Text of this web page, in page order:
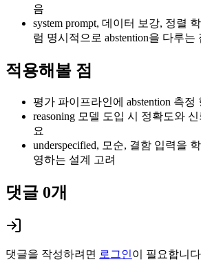
음
system prompt, 데이터 보강, 정렬
럼 명시적으로 abstention을 다루는
적용해볼 점
평가 파이프라인에 abstention 측정
reasoning 모델 도입 시 정확도와
요
underspecified, 모순, 결함 입력을
영하는 설계 고려
댓글 0개
댓글을 작성하려면 로그인이 필요합니